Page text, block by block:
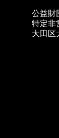
公益財
特定非
大田区